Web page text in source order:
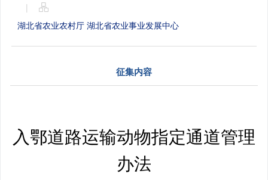
|
湖北省农业农村厅 湖北省农业事业发展中心
征集内容
入鄂道路运输动物指定通道管理
办法